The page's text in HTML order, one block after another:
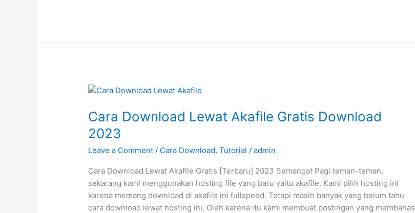
Cara Download Lewat Akafile Gratis Download
2023
Leave a Comment / Cara Download,Tutorial /admin
Cara Download Lewat Akafile Gratis [Terbaru] 2023 Semangat Pagi teman-teman,
sekarang kami menggunakan hosting file yang baru yaitu akafile. Kami pilih hosting ini
karena memang download di akafile ini fullspeed. Tetapi masih banyak yang belum tahu
cara download lewat hosting ini. Oleh karena itu kami membuat postingan yang membahas